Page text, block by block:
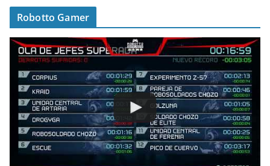
Robotto Gamer